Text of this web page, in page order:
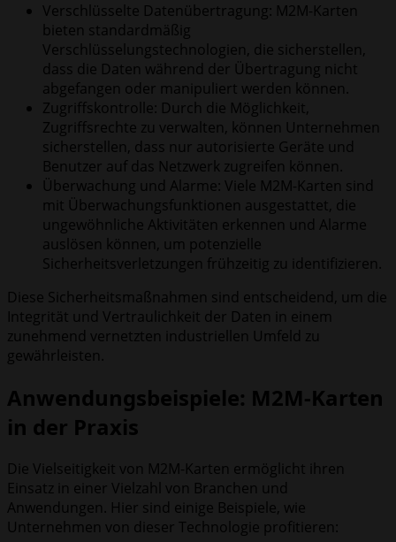
Verschlüsselte Datenübertragung: M2M-Karten
bieten standardmäßig
Verschlüsselungstechnologien, die sicherstellen,
dass die Daten während der Übertragung nicht
abgefangen oder manipuliert werden können.
Zugriffskontrolle: Durch die Möglichkeit,
Zugriffsrechte zu verwalten, können Unternehmen
sicherstellen, dass nur autorisierte Geräte und
Benutzer auf das Netzwerk zugreifen können.
Überwachung und Alarme: Viele M2M-Karten sind
mit Überwachungsfunktionen ausgestattet, die
ungewöhnliche Aktivitäten erkennen und Alarme
auslösen können, um potenzielle
Sicherheitsverletzungen frühzeitig zu identifizieren.
Diese Sicherheitsmaßnahmen sind entscheidend, um die
Integrität und Vertraulichkeit der Daten in einem
zunehmend vernetzten industriellen Umfeld zu
gewährleisten.
Anwendungsbeispiele: M2M-Karten
in der Praxis
Die Vielseitigkeit von M2M-Karten ermöglicht ihren
Einsatz in einer Vielzahl von Branchen und
Anwendungen. Hier sind einige Beispiele, wie
Unternehmen von dieser Technologie profitieren: